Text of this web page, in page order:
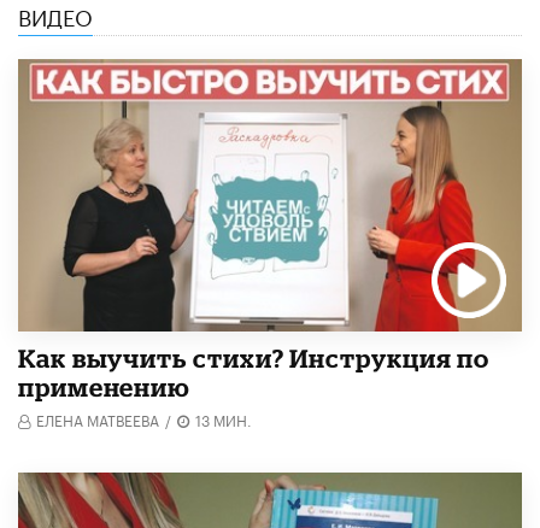
ВИДЕО
Как выучить стихи? Инструкция по
применению
ЕЛЕНА МАТВЕЕВА / 13 МИН.